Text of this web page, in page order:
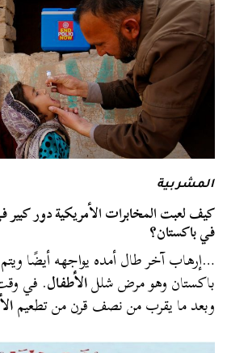
المشربية
كيف لعبت المخابرات الأمريكية دور كبير
في باكستان؟
…إرهاب آخر طال أمده يواجهه أيضًا
باكستان وهو مرض شللالأطفال. في
وبعد ما يقرب من نصف قرن من تطعيم